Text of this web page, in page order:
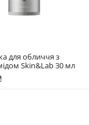
для обличчя з
Skin&Lab 30 мл